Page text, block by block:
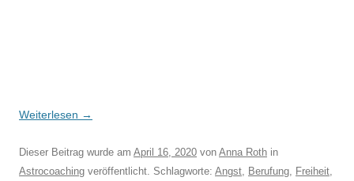
Weiterlesen →
Dieser Beitrag wurde am April 16, 2020 von Anna Roth in
Astrocoaching veröffentlicht. Schlagworte: Angst, Berufung, Freiheit,